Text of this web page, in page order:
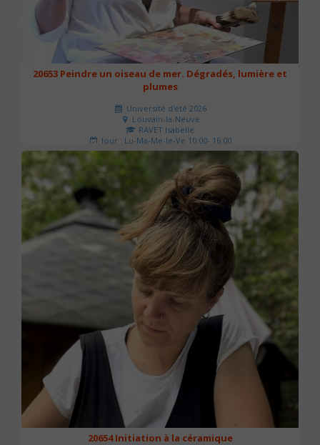
20653 Peindre un oiseau de mer. Dégradés, lumière et
plumes
Université d'été 2026
Louvain-la-Neuve
RAVET Isabelle
Jour : Lu-Ma-Me-Je-Ve 10:00- 16:00
Nombre de séances : 2
20654 Initiation à la céramique